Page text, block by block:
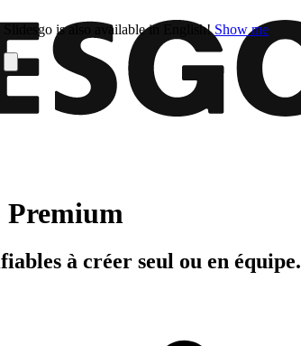
Slidesgo is also available in English! Show me
Premium
à créer seul ou en équipe.